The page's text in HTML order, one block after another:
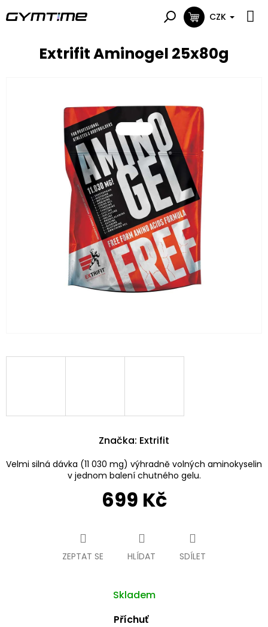
na
NÁKUPNÍ
CZK
Extrifit Aminogel 25x80g
699 Kč
Skladem
Příchuť
Velmi silná dávka (11 030 mg) výhradně volných aminokyselin
v jednom balení chutného gelu.
ZEPTAT SE HLÍDAT SDÍLET
Značka: Extrifit